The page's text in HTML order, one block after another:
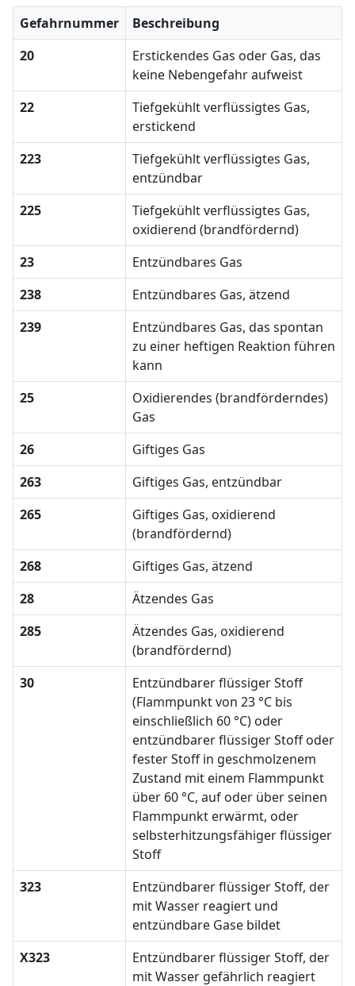
Gefahrnummer
Beschreibung
20
Erstickendes Gas oder Gas, das
keine Nebengefahr aufweist
22
Tiefgekühlt verflüssigtes Gas,
erstickend
223
Tiefgekühlt verflüssigtes Gas,
entzündbar
225
Tiefgekühlt verflüssigtes Gas,
oxidierend (brandfördernd)
23
Entzündbares Gas
238
Entzündbares Gas, ätzend
239
Entzündbares Gas, das spontan
zu einer heftigen Reaktion führen
kann
25
Oxidierendes (brandförderndes)
Gas
26
Giftiges Gas
263
Giftiges Gas, entzündbar
265
Giftiges Gas, oxidierend
(brandfördernd)
268
Giftiges Gas, ätzend
28
Ätzendes Gas
285
Ätzendes Gas, oxidierend
(brandfördernd)
30
Entzündbarer flüssiger Stoff
(Flammpunkt von 23 °C bis
einschließlich 60 °C) oder
entzündbarer flüssiger Stoff oder
fester Stoff in geschmolzenem
Zustand mit einem Flammpunkt
über 60 °C, auf oder über seinen
Flammpunkt erwärmt, oder
selbsterhitzungsfähiger flüssiger
Stoff
323
Entzündbarer flüssiger Stoff, der
mit Wasser reagiert und
entzündbare Gase bildet
X323
Entzündbarer flüssiger Stoff, der
mit Wasser gefährlich reagiert